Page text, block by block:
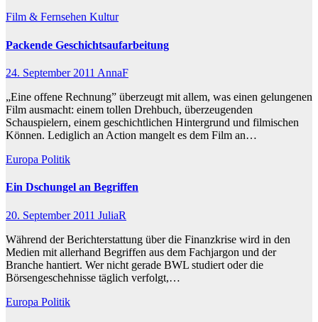
Film & Fernsehen Kultur
Packende Geschichtsaufarbeitung
24. September 2011 AnnaF
„Eine offene Rechnung” überzeugt mit allem, was einen gelungenen
Film ausmacht: einem tollen Drehbuch, überzeugenden
Schauspielern, einem geschichtlichen Hintergrund und filmischen
Können. Lediglich an Action mangelt es dem Film an…
Europa Politik
Ein Dschungel an Begriffen
20. September 2011 JuliaR
Während der Berichterstattung über die Finanzkrise wird in den
Medien mit allerhand Begriffen aus dem Fachjargon und der
Branche hantiert. Wer nicht gerade BWL studiert oder die
Börsengeschehnisse täglich verfolgt,…
Europa Politik